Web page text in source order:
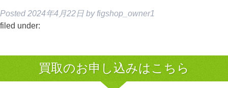
Posted 2024年4月22日 by figshop_owner1
filed under:
買取のお申し込みはこちら